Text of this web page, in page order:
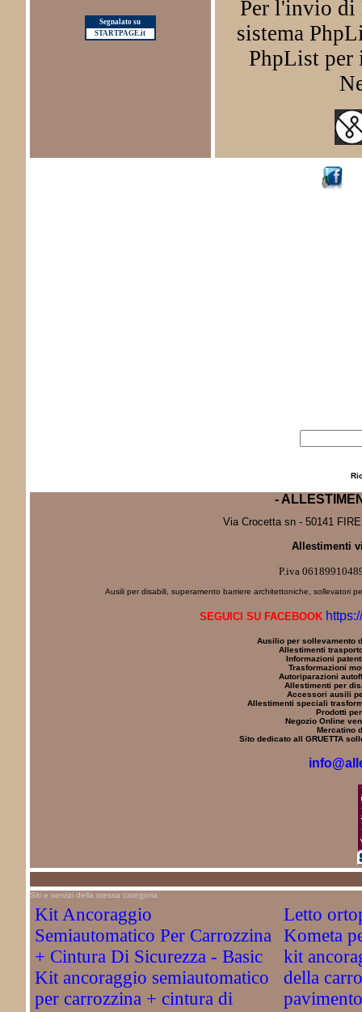
Segnalato su
STARTPAGE.it
Per l'invio di
sistema
PhpList per
-
Via Crocetta sn - 50141
Allestimenti
P.iva
Ausili per disabili, superamento barriere architettoniche, sollevatori
SEGUICI SU FACEBOOK
Ausilio per sollevamento
Allestimenti
Informazioni
Trasformazioni
Autoriparazioni
Allestimenti per
Accessori ausili
Allestimenti speciali
Prodotti
Negozio Online
Mercatino
Sito dedicato all GRUETTA
Siti e servizi della stessa categoria
Kit Ancoraggio
Semiautomatico Per Carrozzina
+ Cintura Di Sicurezza - Basic
Kit ancoraggio semiautomatico
per carrozzina + cintura di
Letto
Kometa
kit
della